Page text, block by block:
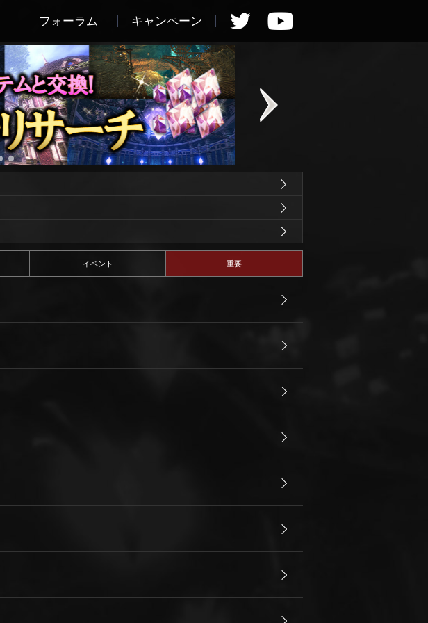
フォーラム キャンペーン
イベント 重要